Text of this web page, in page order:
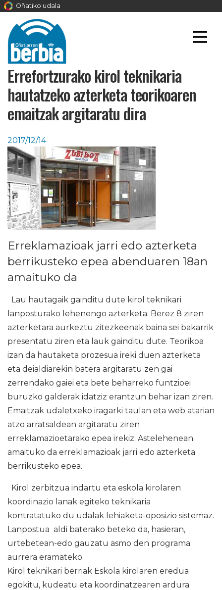
Oñatiko udala
Errefortzurako kirol teknikaria
hautatzeko azterketa teorikoaren
emaitzak argitaratu dira
2017/12/14
Erreklamazioak jarri edo azterketa
berrikusteko epea abenduaren 18an
amaituko da
Lau hautagaik gainditu dute kirol teknikari
lanposturako lehenengo azterketa. Berez 8 ziren
azterketara aurkeztu zitezkeenak baina sei bakarrik
presentatu ziren eta lauk gainditu dute. Teorikoa
izan da hautaketa prozesua ireki duen azterketa
eta deialdiarekin batera argitaratu zen gai
zerrendako gaiei eta bete beharreko funtzioei
buruzko galderak idatziz erantzun behar izan ziren.
Emaitzak udaletxeko iragarki taulan eta web atarian
atzo arratsaldean argitaratu ziren
erreklamazioetarako epea irekiz. Astelehenean
amaituko da erreklamazioak jarri edo azterketa
berrikusteko epea.
Kirol zerbitzua indartu eta eskola kirolaren
koordinazio lanak egiteko teknikaria
kontratatuko du udalak lehiaketa-oposizio sistemaz.
Lanpostua aldi baterako beteko da, hasieran,
urtebetean-edo gauzatu asmo den programa
aurrera eramateko.
Kirol teknikari berriak Eskola kirolaren eredua
egokitu, kudeatu eta koordinatzearen ardura